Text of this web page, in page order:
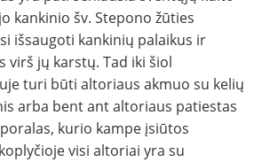
kankinio šv. Stepono žūties
išsaugoti kankinių palaikus ir
virš jų karstų. Tad iki šiol
turi būti altoriaus akmuo su kelių
arba bent ant altoriaus patiestas
kurio kampe įsiūtos
visi altoriai yra su